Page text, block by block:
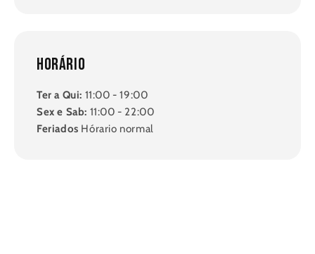
Horário
Ter a Qui: 11:00 - 19:00
Sex e Sab: 11:00 - 22:00
Feriados Hórario normal